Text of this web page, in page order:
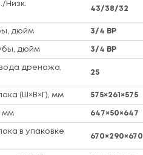
Низк.
43/38/32
дюйм 3/4 ВР
дюйм 3/4 ВР
дренажа,
25
(Ш×В×Г), мм 575×261×575
мм 647×50×647
в упаковке
670×290×670